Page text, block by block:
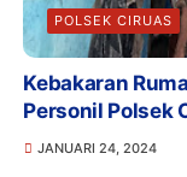
POLSEK CIRUAS
Kebakaran
Personil Polsek
JANUARI 24, 2024